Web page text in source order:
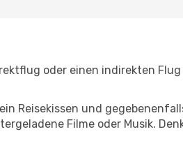
oder einen indirekten
Reisekissen und
Filme oder Musik.